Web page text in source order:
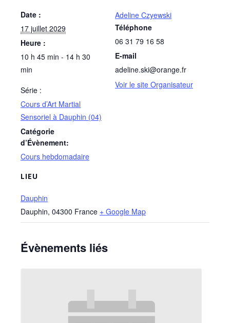
Date :
17 juillet 2029
Heure :
10 h 45 min - 14 h 30
min
Série :
Cours d’Art Martial
Sensoriel à Dauphin (04)
Catégorie
d’Évènement:
Cours hebdomadaire
LIEU
Dauphin
Dauphin, 04300 France + Google Map
Adeline Czyewski
Téléphone
06 31 79 16 58
E-mail
adeline.ski@orange.fr
Voir le site Organisateur
Évènements liés